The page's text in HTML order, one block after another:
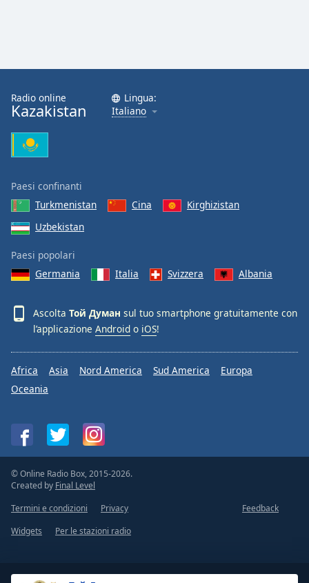
Radio online
Kazakistan
Lingua:
Italiano
Paesi confinanti
Turkmenistan
Cina
Kirghizistan
Uzbekistan
Paesi popolari
Germania
Italia Svizzera Albania
Ascolta Той Думан sul tuo smartphone gratuitamente con
l’applicazione Android o iOS!
Africa Asia Nord America Sud America
Europa
Oceania
© Online Radio Box, 2015-2026.
Created by Final Level
Termini e condizioni
Privacy
Feedback
Widgets
Per le stazioni radio